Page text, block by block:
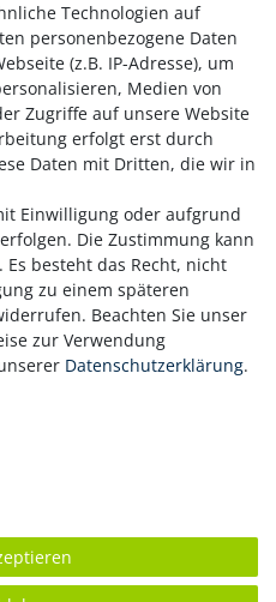
erfolgt
sensiblen Informationen
Mollie erfüllt alle
und sorgt dafür, dass
verarbeitet
uns über das Kontakt-
Technologien auf
personenbezogene Daten
(z.B. IP-Adresse), um
Medien von
Zugriffe auf unsere Website
erfolgt erst durch
Daten mit Dritten, die wir in
Einwilligung oder aufgrund
Die Zustimmung kann
besteht das Recht, nicht
zu einem späteren
Beachten Sie unser
zur Verwendung
Daten­schutz­erklärung.